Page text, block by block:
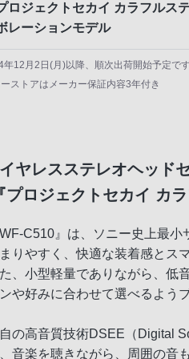
ロジェクトセカイ カラフルス
レーションモデル
年12月2日(月)以降、順次出荷開始予定です
ストアはメーカー保証内容3年付き
ヤレスステレオヘッド
プロジェクトセカイ カ
WF-C510』は、ソニー史上最小
りやすく、快適な装着感とス
、小型軽量でありながら、低
や好みに合わせて選べるよう
の高音質技術DSEE（Digital
音楽を聴きながら、周囲の音